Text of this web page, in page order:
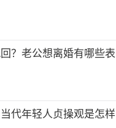
？老公想离婚有哪些表
代年轻人贞操观是怎样